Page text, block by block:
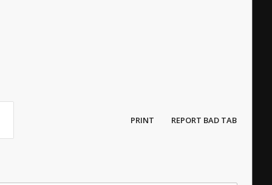
PRINT REPORT BAD TAB